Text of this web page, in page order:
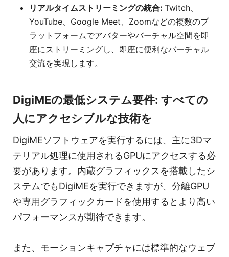
リアルタイムストリーミングの統合:Twitch、
YouTube、Google Meet、Zoomなどの複数のプ
ラットフォームでアバターやバーチャル空間を即
座にストリーミングし、即座に便利なバーチャル
交流を実現します。
DigiMEの最低システム要件: すべての
人にアクセシブルな技術を
DigiMEソフトウェアを実行するには、主に3Dマ
テリアル処理に使用されるGPUにアクセスする必
要があります。内蔵グラフィックスを搭載したシ
ステムでもDigiMEを実行できますが、分離GPU
や専用グラフィックカードを使用するとより高い
パフォーマンスが期待できます。
また、モーションキャプチャには標準的なウェブ